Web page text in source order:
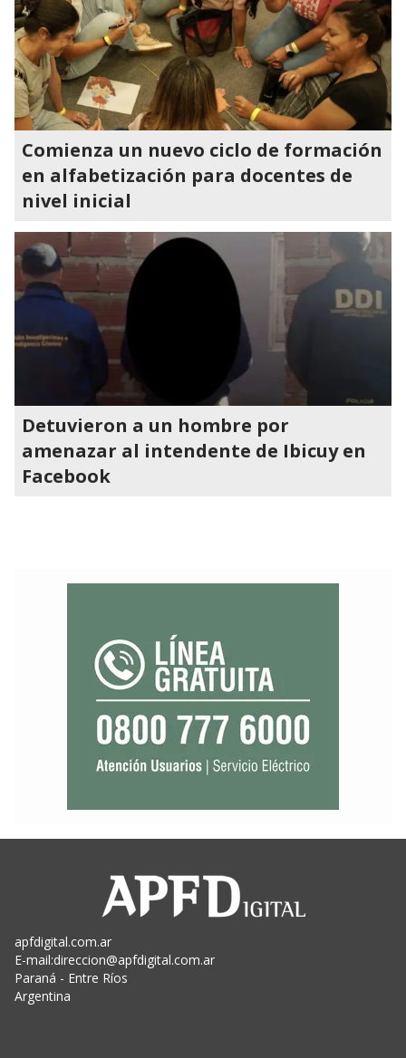
Comienza un nuevo ciclo de formación
en alfabetización para docentes de
nivel inicial
Detuvieron a un hombre por
amenazar al intendente de Ibicuy en
Facebook
apfdigital.com.ar
E-mail:direccion@apfdigital.com.ar
Paraná - Entre Ríos
Argentina